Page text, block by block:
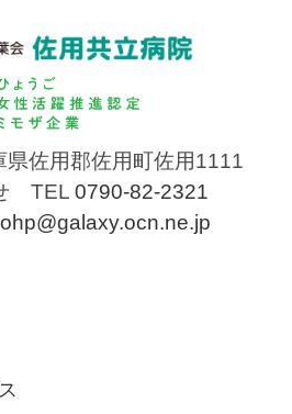
県佐用郡佐用町佐用1111
TEL 0790-82-2321